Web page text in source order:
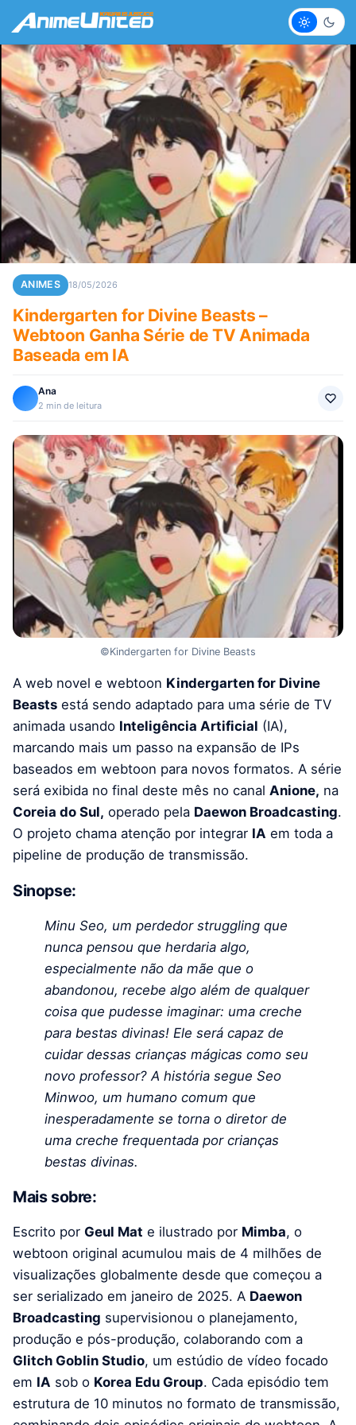
Claro
ANIMES 18/05/2026
Kindergarten for Divine Beasts –
Webtoon Ganha Série de TV Animada
Baseada em IA
Ana
2 min de leitura
©Kindergarten for Divine Beasts
A web novel e webtoon Kindergarten for Divine
Beasts está sendo adaptado para uma série de TV
animada usando Inteligência Artificial (IA),
marcando mais um passo na expansão de IPs
baseados em webtoon para novos formatos. A série
será exibida no final deste mês no canal Anione, na
Coreia do Sul, operado pela Daewon Broadcasting.
O projeto chama atenção por integrar IA em toda a
pipeline de produção de transmissão.
Sinopse:
Minu Seo, um perdedor struggling que
nunca pensou que herdaria algo,
especialmente não da mãe que o
abandonou, recebe algo além de qualquer
coisa que pudesse imaginar: uma creche
para bestas divinas! Ele será capaz de
cuidar dessas crianças mágicas como seu
novo professor? A história segue Seo
Minwoo, um humano comum que
inesperadamente se torna o diretor de
uma creche frequentada por crianças
bestas divinas.
Mais sobre:
Escrito por Geul Mat e ilustrado por Mimba, o
webtoon original acumulou mais de 4 milhões de
visualizações globalmente desde que começou a
ser serializado em janeiro de 2025. A Daewon
Broadcasting supervisionou o planejamento,
produção e pós-produção, colaborando com a
Glitch Goblin Studio, um estúdio de vídeo focado
em IA sob o Korea Edu Group. Cada episódio tem
estrutura de 10 minutos no formato de transmissão,